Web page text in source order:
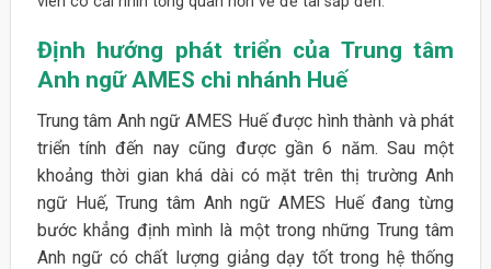
Định hướng phát triển của Trung tâm
Anh ngữ AMES chi nhánh Huế
Trung tâm Anh ngữ AMES Huế được hình thành và phát
triển tính đến nay cũng được gần 6 năm. Sau một
khoảng thời gian khá dài có mặt trên thị trường Anh
ngữ Huế, Trung tâm Anh ngữ AMES Huế đang từng
bước khẳng định mình là một trong những Trung tâm
Anh ngữ có chất lượng giảng dạy tốt trong hệ thống